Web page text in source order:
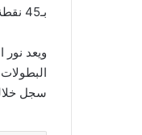
بـ45 نقطة، قبل 8 جولات من نهاية المسابقة.
سجل خلالها 9 أهداف، وصنع